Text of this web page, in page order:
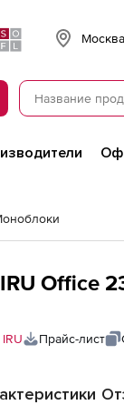
Москва
Office
IRU Прайс-лист